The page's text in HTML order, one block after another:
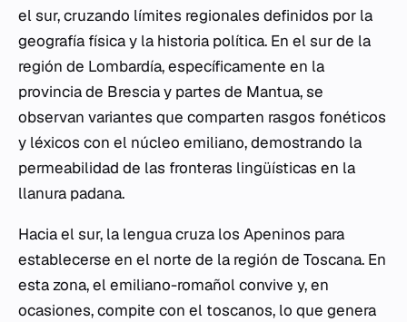
el sur, cruzando límites regionales definidos por la
geografía física y la historia política. En el sur de la
región de Lombardía, específicamente en la
provincia de Brescia y partes de Mantua, se
observan variantes que comparten rasgos fonéticos
y léxicos con el núcleo emiliano, demostrando la
permeabilidad de las fronteras lingüísticas en la
llanura padana.
Hacia el sur, la lengua cruza los Apeninos para
establecerse en el norte de la región de Toscana. En
esta zona, el emiliano-romañol convive y, en
ocasiones, compite con el toscanos, lo que genera